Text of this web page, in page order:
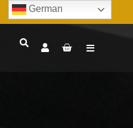
German